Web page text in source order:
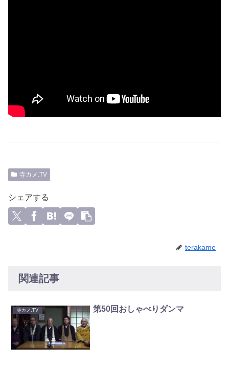
寺カメ.TV
シェアする
terakame
関連記事
寺カメ.TV 第50回おしゃべりダンマ